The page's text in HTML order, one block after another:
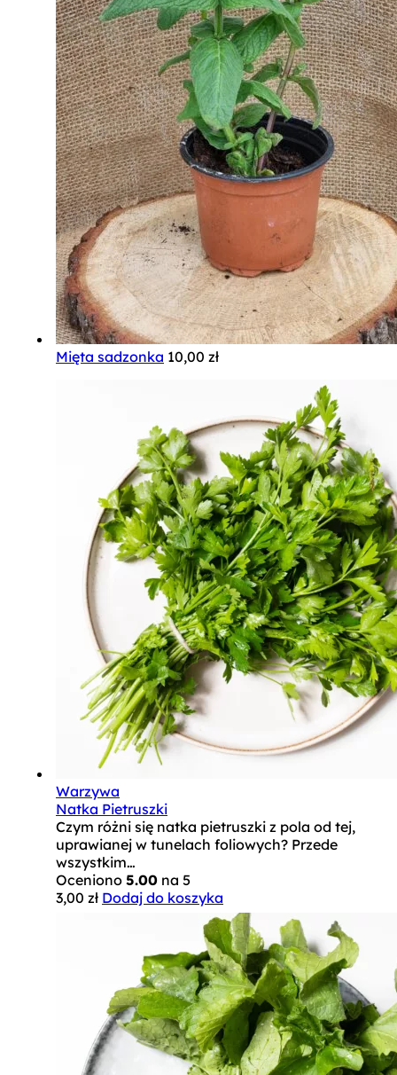
Mięta sadzonka 10,00 zł
Warzywa
Natka Pietruszki
Czym różni się natka pietruszki z pola od tej,
uprawianej w tunelach foliowych? Przede
wszystkim…
Oceniono 5.00 na 5
3,00 zł Dodaj do koszyka